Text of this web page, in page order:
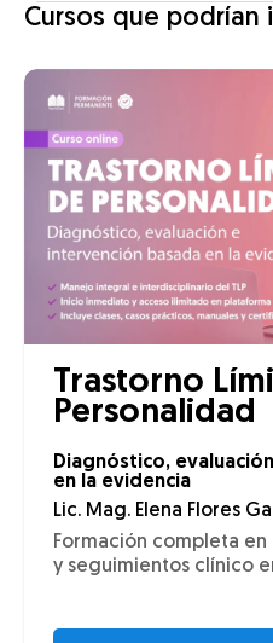
Cursos que podrían
Trastorno
Personalidad
Diagnóstico,
en la evidencia
Lic. Mag. Elena Flores
Formación completa
y seguimientos clínico